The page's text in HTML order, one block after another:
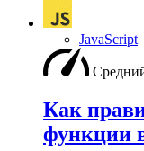
JavaScript
Как
функции